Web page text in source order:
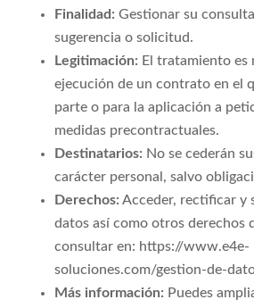
Finalidad: Gestionar su
sugerencia o solicitud.
Legitimación: El tratamiento es
ejecución de un contrato en el
parte o para la aplicación a
medidas precontractuales.
Destinatarios: No se cederán
carácter personal, salvo
Derechos: Acceder, rectificar y
datos así como otros derechos
consultar en: https://www.e4e-
soluciones.com/gestion-de-
Más información: Puedes